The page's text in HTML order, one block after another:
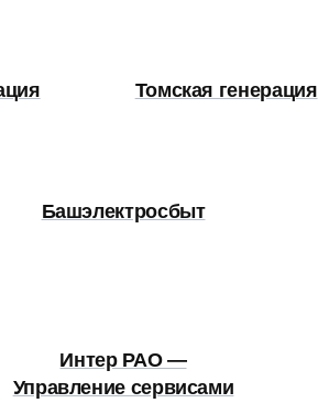
Томская генерация
Башэлектросбыт
Интер РАО —
Управление сервисами